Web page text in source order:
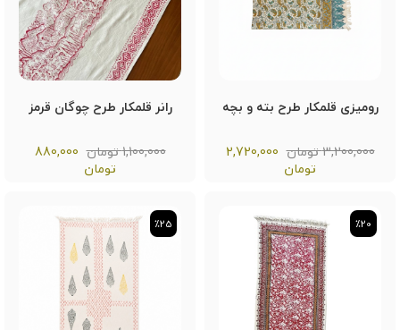
رومیزی قلمکار طرح بته و بچه
3,200,000 تومان
2,720,000
تومان
رانر قلمکار طرح چوگان قرمز
1,100,000 تومان
880,000
تومان
٪20
٪20 ٪25
٪25